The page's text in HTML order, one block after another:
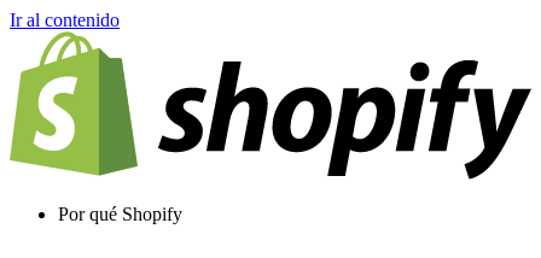
Ir al contenido
Por qué Shopify